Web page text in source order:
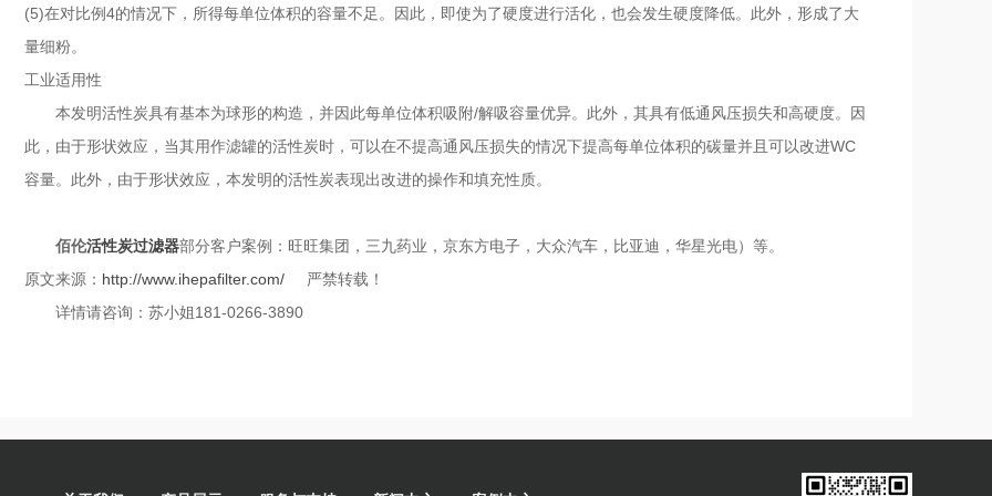
(5)在对比例4的情况下，所得每单位体积的容量不足。因此，即使为了硬度进行活化，也会发生硬度降低。此外，形成了大
量细粉。
工业适用性
本发明活性炭具有基本为球形的构造，并因此每单位体积吸附/解吸容量优异。此外，其具有低通风压损失和高硬度。因
此，由于形状效应，当其用作滤罐的活性炭时，可以在不提高通风压损失的情况下提高每单位体积的碳量并且可以改进WC
容量。此外，由于形状效应，本发明的活性炭表现出改进的操作和填充性质。
佰伦活性炭过滤器部分客户案例：旺旺集团，三九药业，京东方电子，大众汽车，比亚迪，华星光电）等。
原文来源： http://www.ihepafilter.com/ 严禁转载！
详情请咨询：苏小姐181-0266-3890